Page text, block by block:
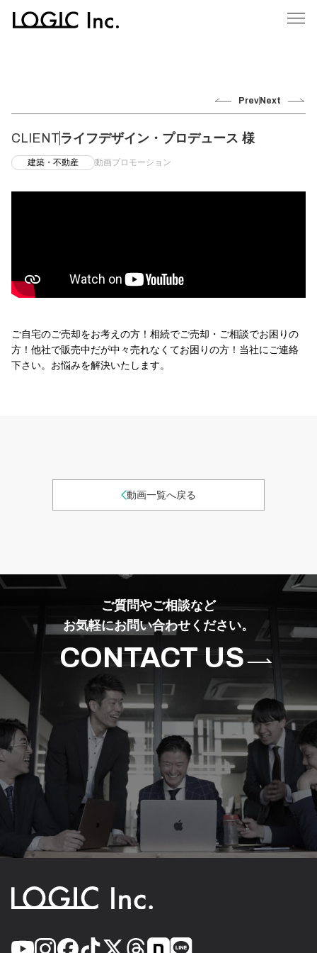
Prev Next
CLIENT ライフデザイン・プロデュース 様
建築・不動産 動画プロモーション
ご自宅のご売却をお考えの方！相続でご売却・ご相談でお困りの
方！他社で販売中だが中々売れなくてお困りの方！当社にご連絡
下さい。お悩みを解決いたします。
動画一覧へ戻る
ご質問やご相談など
お気軽にお問い合わせください。
CONTACT US